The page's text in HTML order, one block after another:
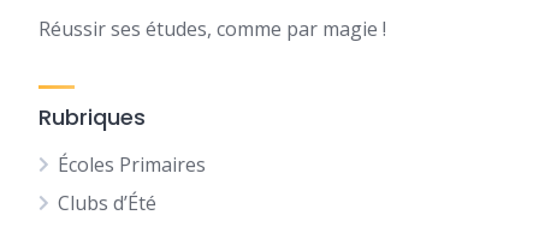
Réussir ses études, comme par magie !
Rubriques
Écoles Primaires
Clubs d’Été